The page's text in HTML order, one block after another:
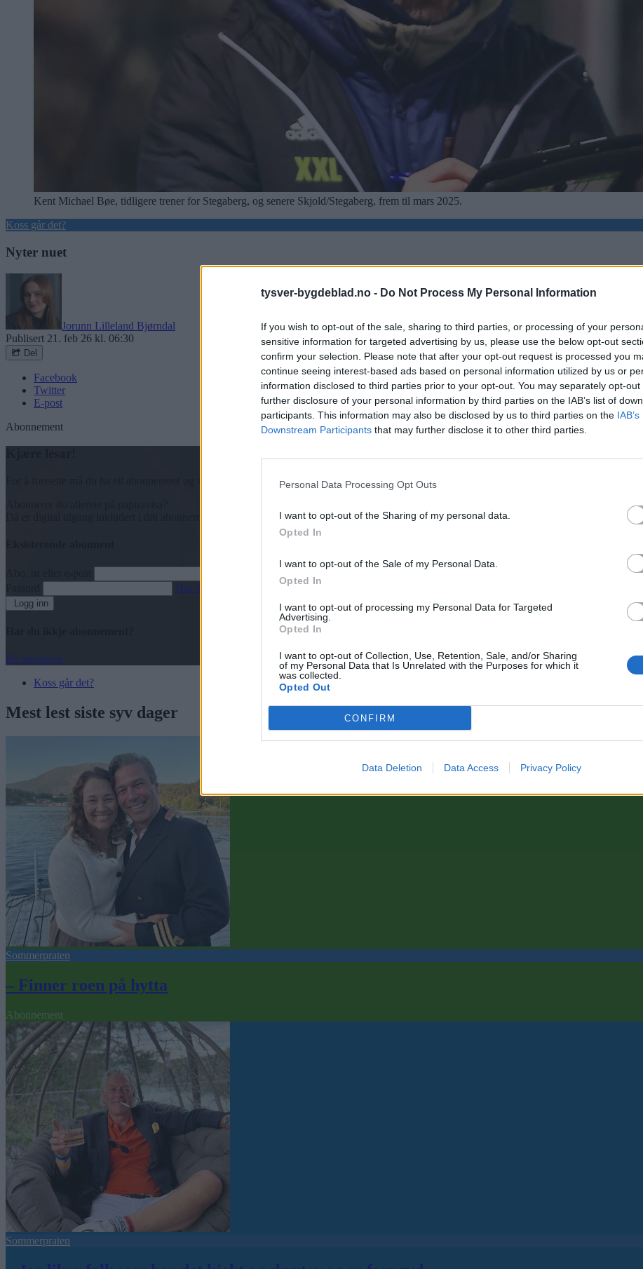
tysver-bygdeblad.no - Do Not Process My Personal Information
If you wish to opt-out of the sale, sharing to third parties, or processing of your
sensitive information for targeted advertising by us, please use the below opt-out
confirm your selection. Please note that after your opt-out request is processed you
continue seeing interest-based ads based on personal information utilized by us or
information disclosed to third parties prior to your opt-out. You may separately opt-out
further disclosure of your personal information by third parties on the IAB’s list of
participants. This information may also be disclosed by us to third parties on the
Downstream Participants that may further disclose it to other third parties.
Personal Data Processing Opt Outs
I want to opt-out of the Sharing of my personal data.
Opted In
I want to opt-out of the Sale of my Personal Data.
Opted In
I want to opt-out of processing my Personal Data for Targeted
Advertising.
Opted In
I want to opt-out of Collection, Use, Retention, Sale, and/or Sharing
of my Personal Data that Is Unrelated with the Purposes for which it
was collected.
Opted Out
CONFIRM
Data Deletion Data Access Privacy Policy
Kent Michael Bøe, tidligere trener for Stegaberg, og senere Skjold/Stegaberg, frem til mars 2025.
Koss går det?
Nyter nuet
Jorunn Lilleland Bjørndal
Publisert 21. feb 26 kl. 06:30
Del
Facebook
Twitter
E-post
Abonnement
Har du gløymt passordet?
Logg inn
Bli abonnent
Koss går det?
Mest lest siste syv dager
Sommerpraten
– Finner roen på hytta
Abonnement
Sommerpraten